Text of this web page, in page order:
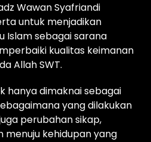
Wawan Syafriandi
untuk menjadikan
Islam sebagai sarana
kualitas keimanan
Allah SWT.
hanya dimaknai sebagai
yang dilakukan
perubahan sikap,
menuju kehidupan yang